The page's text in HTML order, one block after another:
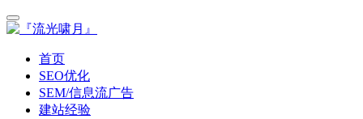
首页
SEO优化
SEM/信息流广告
建站经验